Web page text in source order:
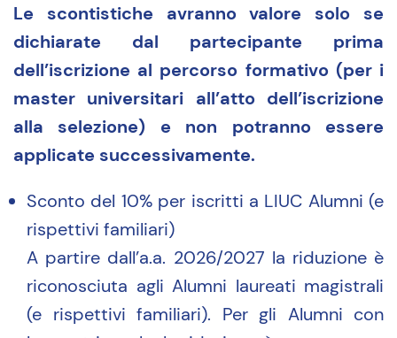
Le scontistiche avranno valore solo se
dichiarate dal partecipante prima
dell’iscrizione al percorso formativo (per i
master universitari all’atto dell’iscrizione
alla selezione) e non potranno essere
applicate successivamente.
Sconto del 10% per iscritti a LIUC Alumni (e
rispettivi familiari)
A partire dall’a.a. 2026/2027 la riduzione è
riconosciuta agli Alumni laureati magistrali
(e rispettivi familiari). Per gli Alumni con